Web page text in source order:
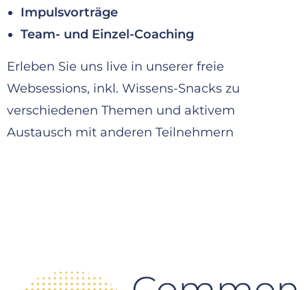
Impulsvorträge
Team- und Einzel-Coaching
Erleben Sie uns live in unserer freie
Websessions, inkl. Wissens-Snacks zu
verschiedenen Themen und aktivem
Austausch mit anderen Teilnehmern